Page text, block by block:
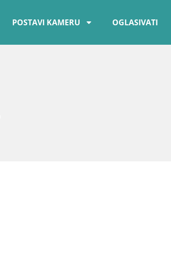
POSTAVI KAMERU OGLASIVATI